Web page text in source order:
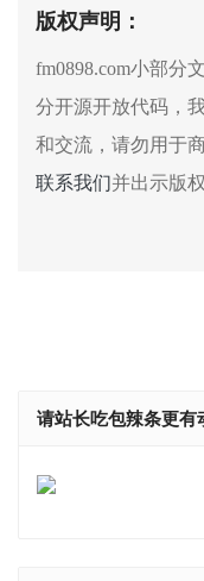
版权声明：
fm0898.com小部分
分开源开放代码，
和交流，请勿用于
联系我们并出示版
请站长吃包辣条更有